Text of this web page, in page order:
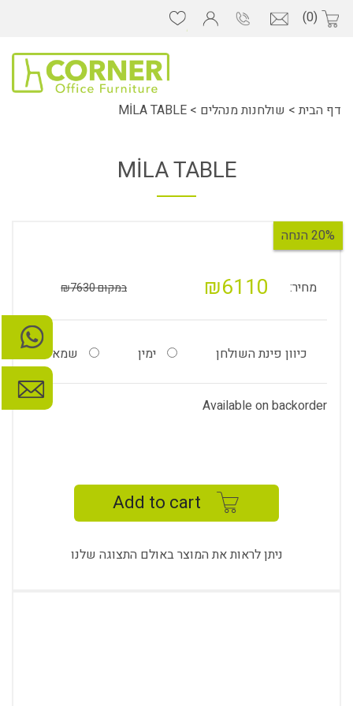
(0)
דף הבית > שולחנות מנהלים >
MİLA TABLE
MİLA TABLE
20% הנחה
מחיר: ₪6110 במקום ₪7630
כיוון פינת השולחן ימין שמאל
Available on backorder
Add to cart
ניתן לראות את המוצר באולם התצוגה שלנו